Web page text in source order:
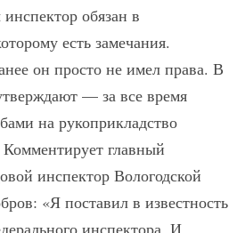
обязан в
есть замечания.
он просто не имел права. В
— за все время
на рукоприкладство
главный
инспектор Вологодской
«Я поставил в известность
инспектора. И